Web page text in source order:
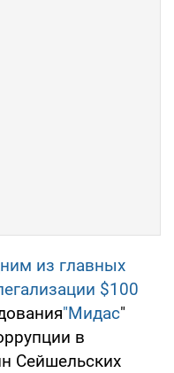
из главных
$100
"Мидас"
в
Сейшельских